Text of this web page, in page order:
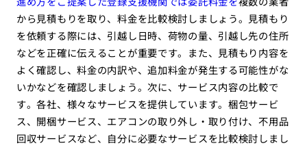
から見積もりを取り、料金を比較検討しましょう。見積もり
を依頼する際には、引越し日時、荷物の量、引越し先の住所
などを正確に伝えることが重要です。また、見積もり内容を
よく確認し、料金の内訳や、追加料金が発生する可能性がな
いかなどを確認しましょう。次に、サービス内容の比較で
す。各社、様々なサービスを提供しています。梱包サービ
ス、開梱サービス、エアコンの取り外し・取り付け、不用品
回収サービスなど、自分に必要なサービスを比較検討しまし